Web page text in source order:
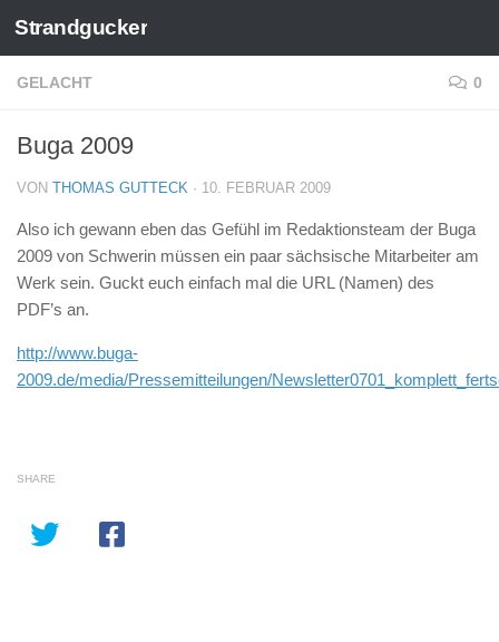
Zum Inhalt springen
Strandgucker
GELACHT 0
Buga 2009
VON THOMAS GUTTECK · 10. FEBRUAR 2009
Also ich gewann eben das Gefühl im Redaktionsteam der Buga
2009 von Schwerin müssen ein paar sächsische Mitarbeiter am
Werk sein. Guckt euch einfach mal die URL (Namen) des
PDF’s an.
http://www.buga-
2009.de/media/Pressemitteilungen/
SHARE